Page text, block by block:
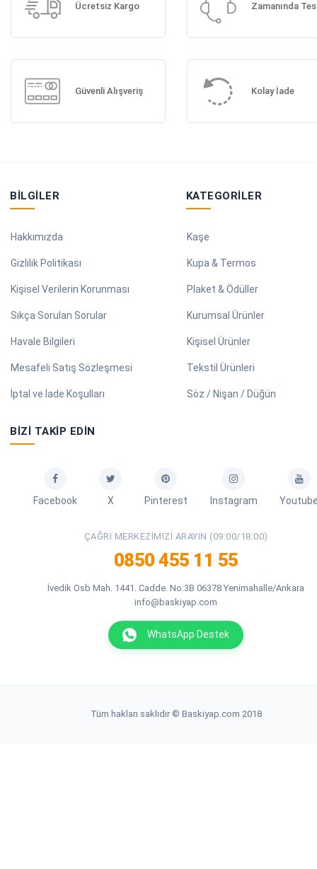
Ücretsiz Kargo Zamanında
Güvenli Alışveriş Kolay İade
BILGILER
Hakkımızda
Gizlilik Politikası
Kişisel Verilerin Korunması
Sıkça Sorulan Sorular
Havale Bilgileri
Mesafeli Satış Sözleşmesi
İptal ve İade Koşulları
KATEGORILER
Kaşe
Kupa & Termos
Plaket & Ödüller
Kurumsal Ürünler
Kişisel Ürünler
Tekstil Ürünleri
Söz / Nişan / Düğün
BIZI TAKIP EDIN
Facebook X Pinterest Instagram
ÇAĞRI MERKEZIMIZI ARAYIN (09:00/18:00)
0850 455 11 55
İvedik Osb Mah. 1441. Cadde. No:3B 06378 Yenimahalle/Ankara
info@baskiyap.com
WhatsApp Destek
Tüm hakları saklıdır © Baskiyap.com 2018